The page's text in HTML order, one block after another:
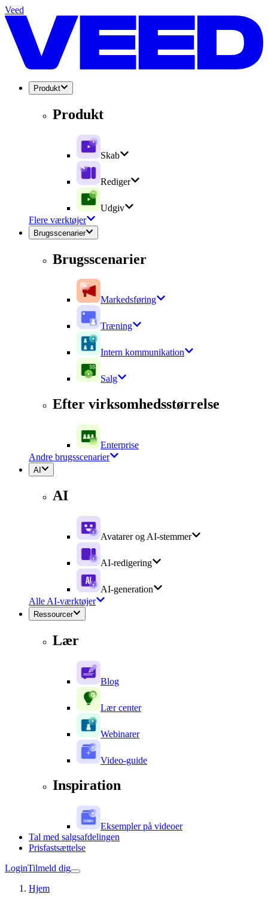
Veed
Produkt
Produkt
Skab
Rediger
Udgiv
Flere værktøjer
Brugsscenarier
Brugsscenarier
Markedsføring
Træning
Intern kommunikation
Salg
Efter virksomhedsstørrelse
Enterprise
Andre brugsscenarier
AI
AI
Avatarer og AI-stemmer
AI-redigering
AI-generation
Alle AI-værktøjer
Ressourcer
Lær
Blog
Lær center
Webinarer
Video-guide
Inspiration
Eksempler på videoer
Tal med salgsafdelingen
Prisfastsættelse
LoginTilmeld dig
Hjem